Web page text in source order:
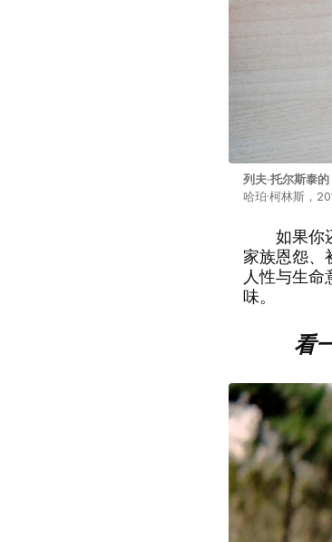
列夫·托尔斯泰
哈珀·柯林斯，
如果你还
家族恩怨、
人性与生
味。
看一